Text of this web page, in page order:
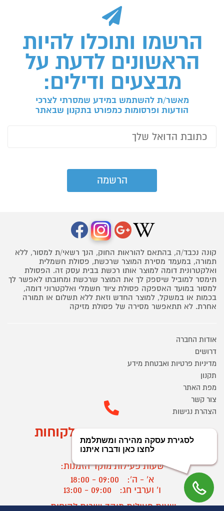
הרשמו ותוכלו להיות
הראשונים לדעת על
מבצעים ודילים:
מאשר/ת להשתמש במידע שמסרתי לצרכי
הודעות ופרסומות כמפורט בתקנון שבאתר
קונה נכבד/ה, בהתאם להוראות החוק, הנך רשאי/ת למסור, ללא
תמורה, במעמד מסירת המוצר שרכשת, פסולת חשמלית
ואלקטרונית דומה למוצר אותו רכשת בבית עסק זה. הפסולת
תימסר למוביל שיספק לך את המוצר שרכשת ומחובתו לאפשר לך
למסור במועד האספקה פסולת ציוד חשמלי ואלקטרוני דומה,
בכמות או במשקל, למוצר החדש וזאת ללא תשלום או תמורה
אחרת. לא תתאפשר מסירה של פסולת מזיקה
אודות החברה
דרושים
מדיניות פרטיות ואבטחת מידע
תקנון
מפת האתר
צור קשר
הצהרת נגישות
מוקד הזמנות ושירות לקוחות
03-9545370
שעות פעילות מוקד הזמנות:
א' - ה':
09:00 - 18:00
ו' וערבי חג:
09:00 - 13:00
שעות פעילות מוקד שירות לקוחות: